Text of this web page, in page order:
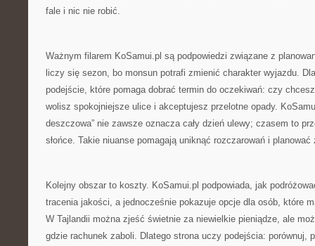
fale i nic nie robić.
Ważnym filarem KoSamui.pl są podpowiedzi związane z
liczy się sezon, bo monsun potrafi zmienić charakter wyjazdu.
podejście, które pomaga dobrać termin do oczekiwań: czy
wolisz spokojniejsze ulice i akceptujesz przelotne opady.
deszczowa” nie zawsze oznacza cały dzień ulewy; czasem to
słońce. Takie niuanse pomagają uniknąć rozczarowań i planować
Kolejny obszar to koszty. KoSamui.pl podpowiada, jak
tracenia jakości, a jednocześnie pokazuje opcje dla osób, które
W Tajlandii można zjeść świetnie za niewielkie pieniądze, ale
gdzie rachunek zaboli. Dlatego strona uczy podejścia: porównuj,